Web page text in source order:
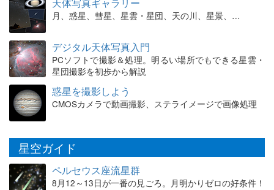
天体写真ギャラリー
月、惑星、彗星、星雲・星団、天の川、星景、…
デジタル天体写真入門
PCソフトで撮影＆処理。明るい場所でもできる星雲・
星団撮影を初歩から解説
惑星を撮影しよう
CMOSカメラで動画撮影、ステライメージで画像処理
星空ガイド
ペルセウス座流星群
8月12～13日が一番の見ごろ。月明かりゼロの好条件！